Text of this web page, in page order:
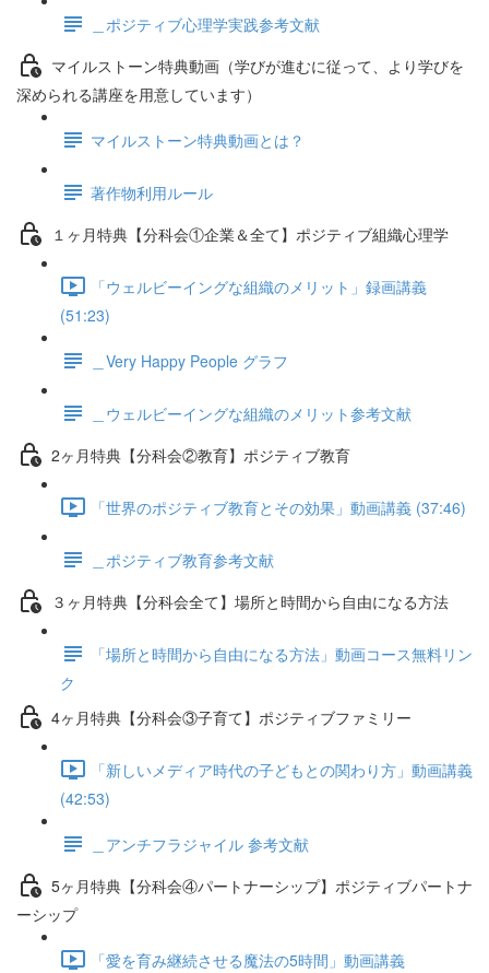
＿ポジティブ心理学実践参考文献
マイルストーン特典動画（学びが進むに従って、より学びを
深められる講座を用意しています）
マイルストーン特典動画とは？
著作物利用ルール
１ヶ月特典【分科会①企業＆全て】ポジティブ組織心理学
「ウェルビーイングな組織のメリット」録画講義
(51:23)
＿Very Happy People グラフ
＿ウェルビーイングな組織のメリット参考文献
2ヶ月特典【分科会②教育】ポジティブ教育
「世界のポジティブ教育とその効果」動画講義 (37:46)
＿ポジティブ教育参考文献
３ヶ月特典【分科会全て】場所と時間から自由になる方法
「場所と時間から自由になる方法」動画コース無料リン
ク
4ヶ月特典【分科会③子育て】ポジティブファミリー
「新しいメディア時代の子どもとの関わり方」動画講義
(42:53)
＿アンチフラジャイル 参考文献
5ヶ月特典【分科会④パートナーシップ】ポジティブパートナ
ーシップ
「愛を育み継続させる魔法の5時間」動画講義